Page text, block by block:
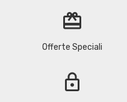
redeem
Offerte Speciali
lock